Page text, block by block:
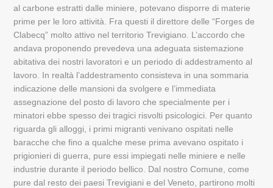
al carbone estratti dalle miniere, potevano disporre di materie
prime per le loro attività. Fra questi il direttore delle “Forges de
Clabecq” molto attivo nel territorio Trevigiano. L’accordo che
andava proponendo prevedeva una adeguata sistemazione
abitativa dei nostri lavoratori e un periodo di addestramento al
lavoro. In realtà l’addestramento consisteva in una sommaria
indicazione delle mansioni da svolgere e l’immediata
assegnazione del posto di lavoro che specialmente per i
minatori ebbe spesso dei tragici risvolti psicologici. Per quanto
riguarda gli alloggi, i primi migranti venivano ospitati nelle
baracche che fino a qualche mese prima avevano ospitato i
prigionieri di guerra, pure essi impiegati nelle miniere e nelle
industrie durante il periodo bellico. Dal nostro Comune, come
pure dal resto dei paesi Trevigiani e del Veneto, partirono molti